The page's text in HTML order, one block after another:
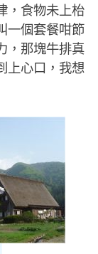
，食物未上枱
一個套餐咁節
，那塊牛排真
上心口，我想